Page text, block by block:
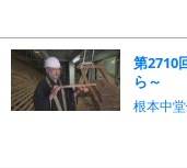
第2710
ら～
根本中